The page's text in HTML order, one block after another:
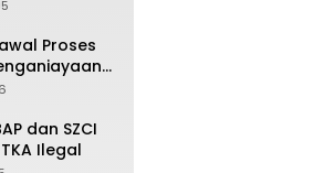
Proses
dan SZCI
Ilegal